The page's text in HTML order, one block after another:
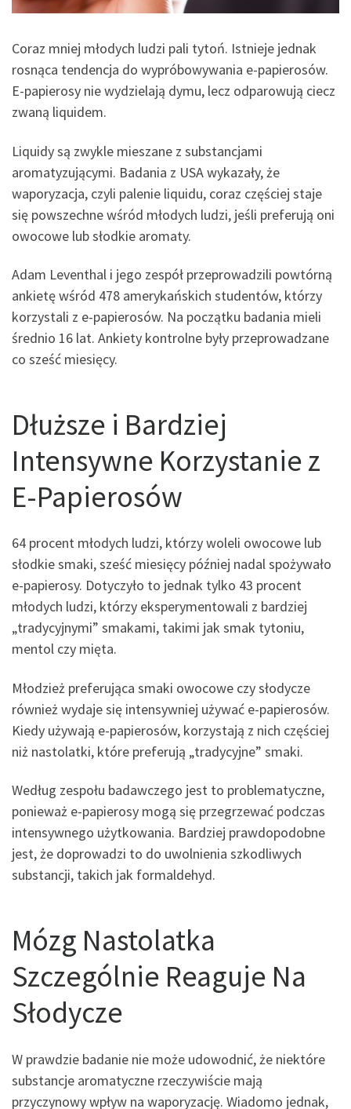
Coraz mniej młodych ludzi pali tytoń. Istnieje jednak
rosnąca tendencja do wypróbowywania e-papierosów.
E-papierosy nie wydzielają dymu, lecz odparowują ciecz
zwaną liquidem.
Liquidy są zwykle mieszane z substancjami
aromatyzującymi. Badania z USA wykazały, że
waporyzacja, czyli palenie liquidu, coraz częściej staje
się powszechne wśród młodych ludzi, jeśli preferują oni
owocowe lub słodkie aromaty.
Adam Leventhal i jego zespół przeprowadzili powtórną
ankietę wśród 478 amerykańskich studentów, którzy
korzystali z e-papierosów. Na początku badania mieli
średnio 16 lat. Ankiety kontrolne były przeprowadzane
co sześć miesięcy.
Dłuższe i Bardziej
Intensywne Korzystanie z
E-Papierosów
64 procent młodych ludzi, którzy woleli owocowe lub
słodkie smaki, sześć miesięcy później nadal spożywało
e-papierosy. Dotyczyło to jednak tylko 43 procent
młodych ludzi, którzy eksperymentowali z bardziej
„tradycyjnymi” smakami, takimi jak smak tytoniu,
mentol czy mięta.
Młodzież preferująca smaki owocowe czy słodycze
również wydaje się intensywniej używać e-papierosów.
Kiedy używają e-papierosów, korzystają z nich częściej
niż nastolatki, które preferują „tradycyjne” smaki.
Według zespołu badawczego jest to problematyczne,
ponieważ e-papierosy mogą się przegrzewać podczas
intensywnego użytkowania. Bardziej prawdopodobne
jest, że doprowadzi to do uwolnienia szkodliwych
substancji, takich jak formaldehyd.
Mózg Nastolatka
Szczególnie Reaguje Na
Słodycze
W prawdzie badanie nie może udowodnić, że niektóre
substancje aromatyczne rzeczywiście mają
przyczynowy wpływ na waporyzację. Wiadomo jednak,